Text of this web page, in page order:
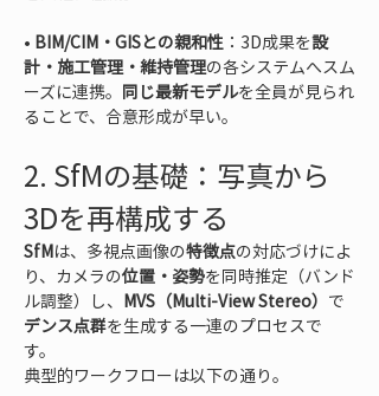
• BIM/CIM・GISとの親和性 ：3D成果を設
計・施工管理・維持管理の各システムへスム
ーズに連携。 同じ最新モデルを全員が見られ
ることで、合意形成が早い。
2. SfMの基礎：写真から
3Dを再構成する
SfMは、多視点画像の特徴点の対応づけによ
り、カメラの位置・姿勢を同時推定（バンド
ル調整）し、 MVS（Multi-View Stereo） で
デンス点群を生成する一連のプロセスで
す。
典型的ワークフローは以下の通り。